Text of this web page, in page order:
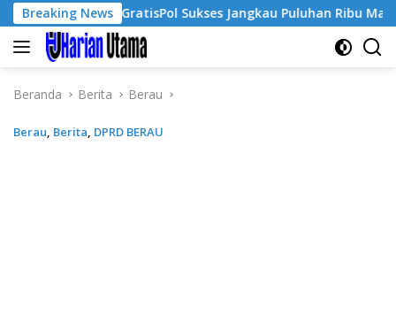
Langsung
ke
konten
Breaking News
GratisPol Sukses Jangkau Puluhan Ribu Mahasiswa,
Beranda Berita Berau
Berau, Berita, DPRD BERAU